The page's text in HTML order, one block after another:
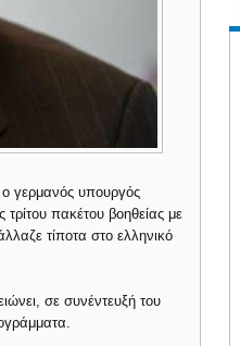
ο γερμανός υπουργός
πακέτου βοηθείας με
τίποτα στο ελληνικό
σε συνέντευξή του